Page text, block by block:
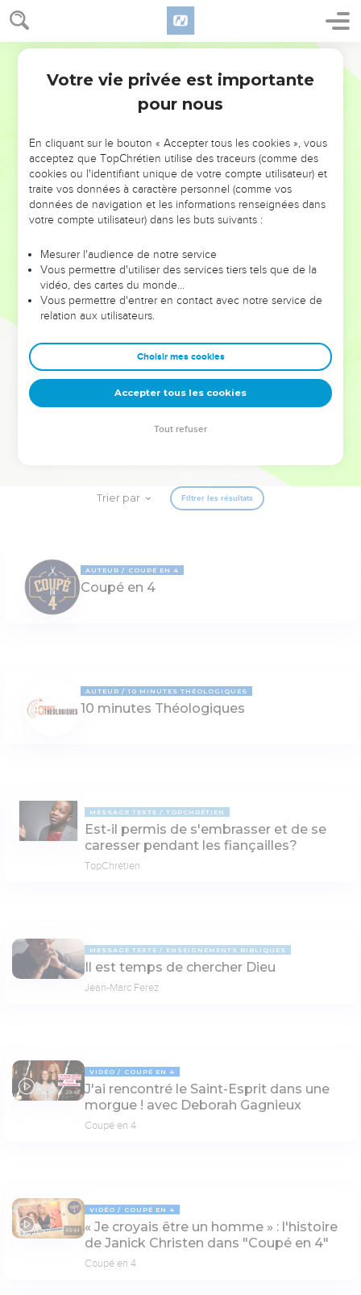
NE MANQUEZ PAS L’ÉVÉNEMENT
DE L’ANNÉE !
ET SI LEURS ERREURS POUVAIENT VOUS ÉVITER LES
VOTRES ?
leur foi ou leur vision. Mais on voit moins les doutes, les erreurs
et les saisons difficiles qu'ils ont traversés, alors même que ce
sont elles qui les ont façonnés.
Dans cette conférence, leaders, entrepreneurs, et responsables
clés pour avancer avec plus de sagesse afin que leurs erreurs
deviennent vos tremplins. Que vous guidiez un ministère, une
équipe, un groupe ou une famille, leur expérience est faite
pour vous.
Trier par Filtrer les résultats
AUTEUR COUPÉ EN 4
Coupé en 4
AUTEUR 10 MINUTES THÉOLOGIQUES
10 minutes Théologiques
MESSAGE TEXTE TOPCHRÉTIEN
Est-il permis de s'embrasser et de se
caresser pendant les fiançailles?
TopChrétien
MESSAGE TEXTE ENSEIGNEMENTS BIBLIQUES
Il est temps de chercher Dieu
Jean-Marc Ferez
29:46
VIDÉO COUPÉ EN 4
J'ai rencontré le Saint-Esprit dans une
morgue ! avec Deborah Gagnieux
Coupé en 4
49:44
VIDÉO COUPÉ EN 4
« Je croyais être un homme » : l'histoire
de Janick Christen dans "Coupé en 4"
Coupé en 4
Votre vie privée est importante
pour nous
En cliquant sur le bouton « Accepter tous les cookies », vous
acceptez que TopChrétien utilise des traceurs (comme des
cookies ou l'identifiant unique de votre compte utilisateur) et
traite vos données à caractère personnel (comme vos
données de navigation et les informations renseignées dans
votre compte utilisateur) dans les buts suivants :
Mesurer l'audience de notre service
Vous permettre d'utiliser des services tiers tels que de la
vidéo, des cartes du monde…
Vous permettre d'entrer en contact avec notre service de
relation aux utilisateurs.
Choisir mes cookies
Accepter tous les cookies
Tout refuser